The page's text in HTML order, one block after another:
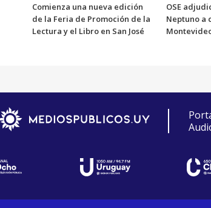
Comienza una nueva edición
de la Feria de Promoción de la
Lectura y el Libro en San José
OSE
Neptuno a